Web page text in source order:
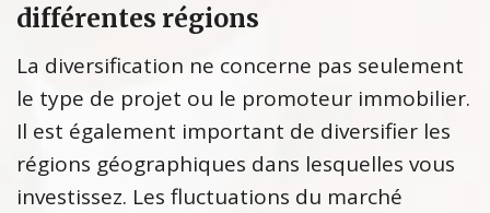
différentes régions
La diversification ne concerne pas seulement
le type de projet ou le promoteur immobilier.
Il est également important de diversifier les
régions géographiques dans lesquelles vous
investissez. Les fluctuations du marché